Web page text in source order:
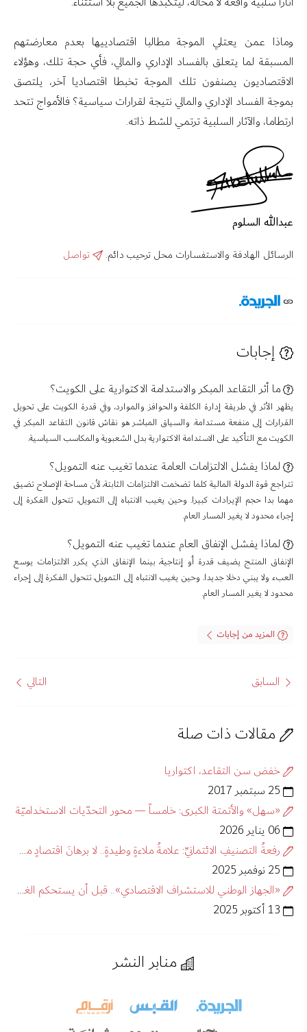
وماذا عمن يعتلي الموجة مطالبا اقتصادييها بعدم معارضتهم
المسبقة لما يتعلق بالفساد الإداري والمالي، فأي حجة تلك، وهؤلاء
الاقتصاديون يصنفون تلك الموجة تخبطا اقتصاديا آخر، يلتصق
بموجة الفساد الإداري والمالي نتيجة لقرارات سياسية؟ فالأمواج تتحد
ارتطاما، والآثار السلبية ترتمي للشط ذاته.
عبدالله السلوم
الرسائل الهادفة والاستفسارات محل ترحيب دائم. تواصل
إجابات
ما أثر التقاعد المبكر والاستدامة الاكتوارية على الكويت؟
يظهر الأثر في طريقة إدارة الكلفة والحوافز والموارد، وفي قدرة الكويت على تحويل
القرارات إلى منفعة مستدامة. والسياق المباشر هو نقاش قانون التقاعد المبكر في
الكويت مع التأكيد على الاستدامة الاكتوارية بدل الشعبوية والمكاسب السياسية.
لماذا يفشل الالتزامات العامة عندما تغيب عنه التمويل؟
تتراجع قوة الدولة المالية كلما تضخمت الالتزامات الثابتة، لأن مساحة الإصلاح تضيق
مهما بدا حجم الإيرادات كبيرا. وحين يغيب الانتباه إلى التمويل، تتحول الفكرة إلى
إجراء محدود لا يغير المسار العام.
لماذا يفشل الإنفاق العام عندما تغيب عنه التمويل؟
الإنفاق المنتج يضيف قدرة أو إنتاجية، بينما الإنفاق الذي يكرر الالتزامات يوسع
العبء ولا يبني دخلا جديدا. وحين يغيب الانتباه إلى التمويل، تتحول الفكرة إلى إجراء
محدود لا يغير المسار العام.
المزيد من إجابات
السابق التالي
مقالات ذات صلة
خفض سن التقاعد، اكتواريا
«سهل» والأتمتة الكبرى: خامساً — محور التحدّيات الاستخداميّة
رفعةُ التصنيفِ الائتمانيِّ: علامةُ ملاءةٍ وطيدةٍ.. لا برهانَ اقتصادٍ مستدامٍ
«الجهاز الوطني للاستشراف الاقتصادي».. قبل أن يستحكم الغياب
منابر النشر